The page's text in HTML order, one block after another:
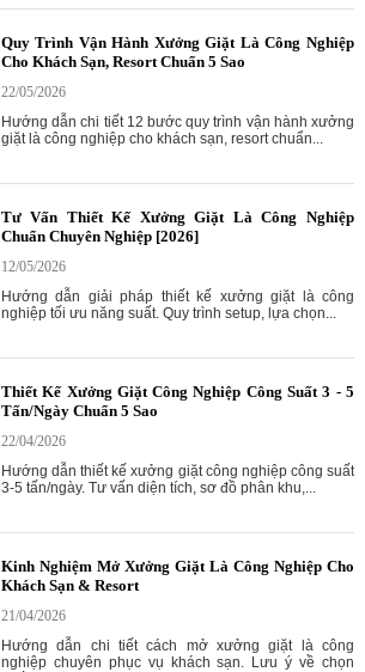
Quy Trình Vận Hành Xưởng Giặt Là Công Nghiệp
Cho Khách Sạn, Resort Chuẩn 5 Sao
22/05/2026
Hướng dẫn chi tiết 12 bước quy trình vận hành xưởng
giặt là công nghiệp cho khách sạn, resort chuẩn...
Tư Vấn Thiết Kế Xưởng Giặt Là Công Nghiệp
Chuẩn Chuyên Nghiệp [2026]
12/05/2026
Hướng dẫn giải pháp thiết kế xưởng giặt là công
nghiệp tối ưu năng suất. Quy trình setup, lựa chọn...
Thiết Kế Xưởng Giặt Công Nghiệp Công Suất 3 - 5
Tấn/Ngày Chuẩn 5 Sao
22/04/2026
Hướng dẫn thiết kế xưởng giặt công nghiệp công suất
3-5 tấn/ngày. Tư vấn diện tích, sơ đồ phân khu,...
Kinh Nghiệm Mở Xưởng Giặt Là Công Nghiệp Cho
Khách Sạn & Resort
21/04/2026
Hướng dẫn chi tiết cách mở xưởng giặt là công
nghiệp chuyên phục vụ khách sạn. Lưu ý về chọn